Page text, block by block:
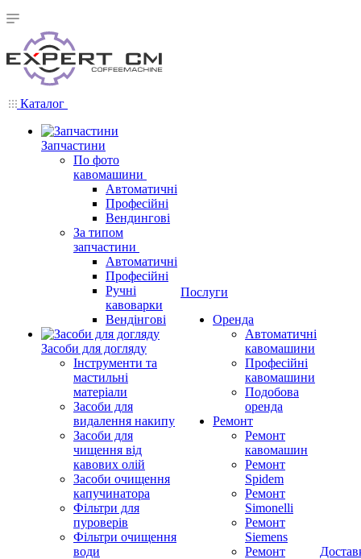
Каталог
Запчастини
По фото
кавомашини
Автоматичні
Професійні
Вендингові
За типом
запчастини
Автоматичні
Професійні
Ручні
кавоварки
Вендінгові
Засоби для догляду
Інструменти та
мастильні
матеріали
Засоби для
видалення накипу
Засоби для
чищення від
кавових олій
Засоби очищення
капучинатора
Фільтри для
пуроверів
Фільтри очищення
води
Послуги
Оренда
Автоматичні
кавомашини
Професійні
кавомашини
Подобова
оренда
Ремонт
Ремонт
кавомашин
Ремонт
Spidem
Ремонт
Simonelli
Ремонт
Siemens
Ремонт